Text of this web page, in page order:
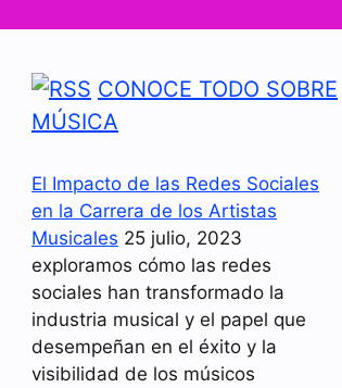
CONOCE TODO SOBRE
MÚSICA
El Impacto de las Redes Sociales
en la Carrera de los Artistas
Musicales 25 julio, 2023
exploramos cómo las redes
sociales han transformado la
industria musical y el papel que
desempeñan en el éxito y la
visibilidad de los músicos